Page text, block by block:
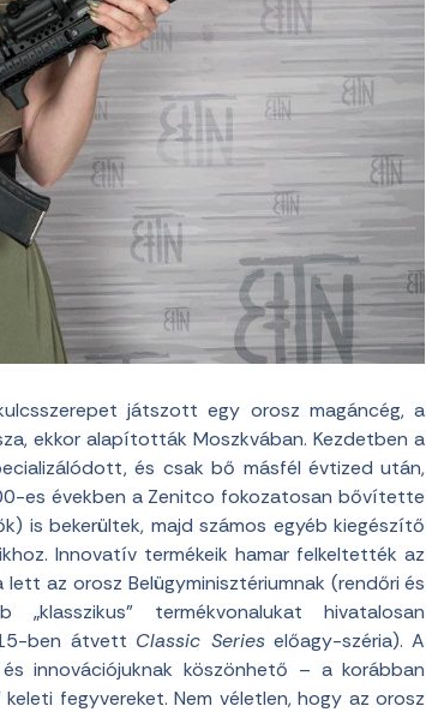
játszott egy orosz magáncég, a
ekkor alapították Moszkvában. Kezdetben a
és csak bő másfél évtized után,
es években a Zenitco fokozatosan bővítette
is bekerültek, majd számos egyéb kiegészítő
Innovatív termékeik hamar felkeltették az
az orosz Belügyminisztériumnak (rendőri és
termékvonalukat hivatalosan
ben átvett Classic Serieselőagy-széria). A
innovációjuknak köszönhető – a korábban
fegyvereket. Nem véletlen, hogy az orosz